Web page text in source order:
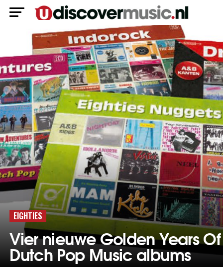
EIGHTIES
Vier nieuwe Golden Years Of
Dutch Pop Music albums